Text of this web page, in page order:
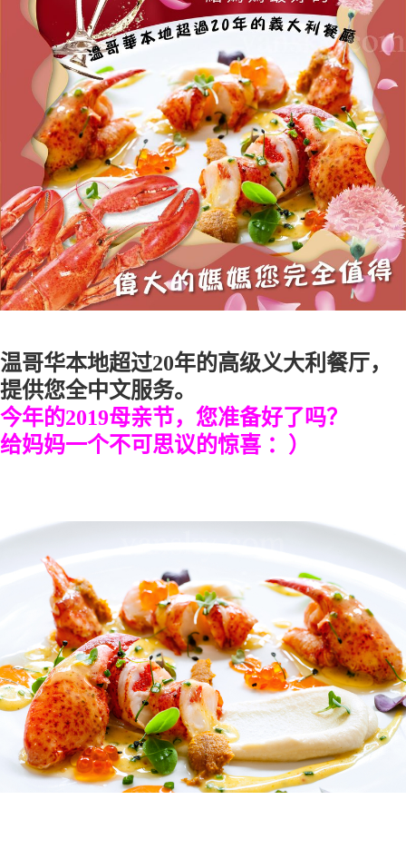
温哥华本地超过20年的高级义大利餐厅，
提供您全中文服务。
今年的2019母亲节，您准备好了吗？
给妈妈一个不可思议的惊喜 ：）